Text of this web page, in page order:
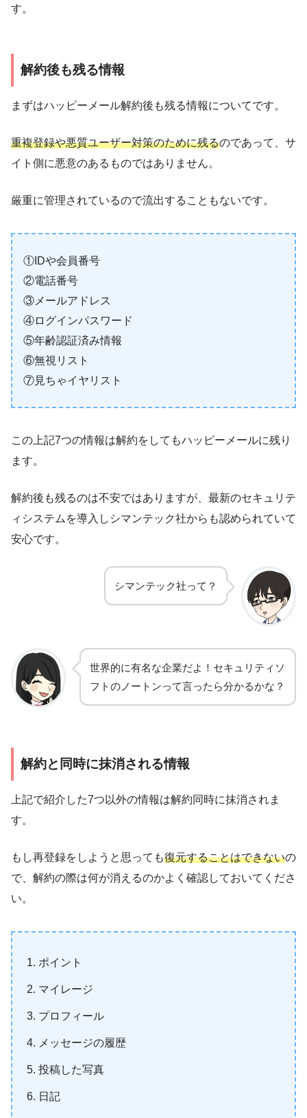
す。
解約後も残る情報
まずはハッピーメール解約後も残る情報についてです。
重複登録や悪質ユーザー対策のために残るのであって、サ
イト側に悪意のあるものではありません。
厳重に管理されているので流出することもないです。
①IDや会員番号
②電話番号
③メールアドレス
④ログインパスワード
⑤年齢認証済み情報
⑥無視リスト
⑦見ちゃイヤリスト
この上記7つの情報は解約をしてもハッピーメールに残り
ます。
解約後も残るのは不安ではありますが、最新のセキュリテ
ィシステムを導入しシマンテック社からも認められていて
安心です。
シマンテック社って？
世界的に有名な企業だよ！セキュリティソ
フトのノートンって言ったら分かるかな？
解約と同時に抹消される情報
上記で紹介した7つ以外の情報は解約同時に抹消されま
す。
もし再登録をしようと思っても復元することはできないの
で、解約の際は何が消えるのかよく確認しておいてくださ
い。
ポイント
マイレージ
プロフィール
メッセージの履歴
投稿した写真
日記